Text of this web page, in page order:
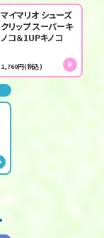
マイマリオ シューズ
クリップ スーパーキ
ノコ＆1UPキノコ
1,760円(税込)